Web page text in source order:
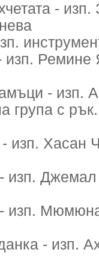
-
изп. Ремине
- изп.
група с
изп. Хасан
изп.
- изп.
- изп.